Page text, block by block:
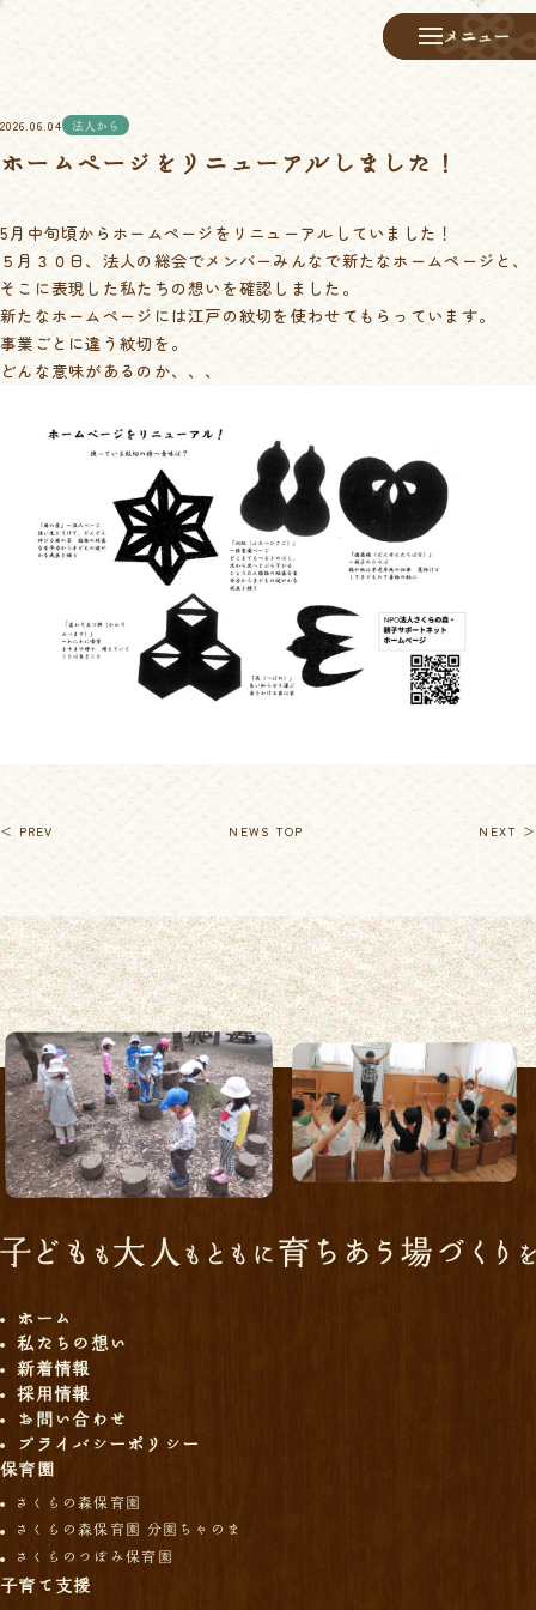
メニュー
メニュー
2026.06.04 法人から
ホームページをリニューアルしました！
5月中旬頃からホームページをリニューアルしていました！
５月３０日、法人の総会でメンバーみんなで新たなホームページと、
そこに表現した私たちの想いを確認しました。
新たなホームページには江戸の紋切を使わせてもらっています。
事業ごとに違う紋切を。
どんな意味があるのか、、、
＜ PREV NEWS TOP NEXT ＞
ホーム
私たちの想い
新着情報
採用情報
お問い合わせ
プライバシーポリシー
保育園
さくらの森保育園
さくらの森保育園 分園ちゃのま
さくらのつぼみ保育園
子育て支援